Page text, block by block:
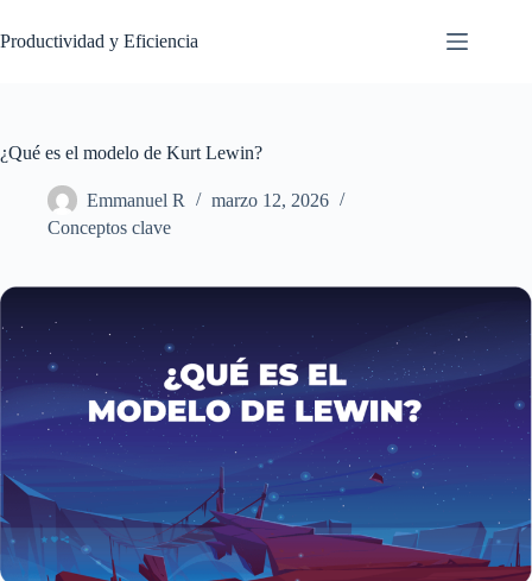
al
contenido
Productividad y Eficiencia
¿Qué es el modelo de Kurt Lewin?
Emmanuel R
marzo 12, 2026
Conceptos clave